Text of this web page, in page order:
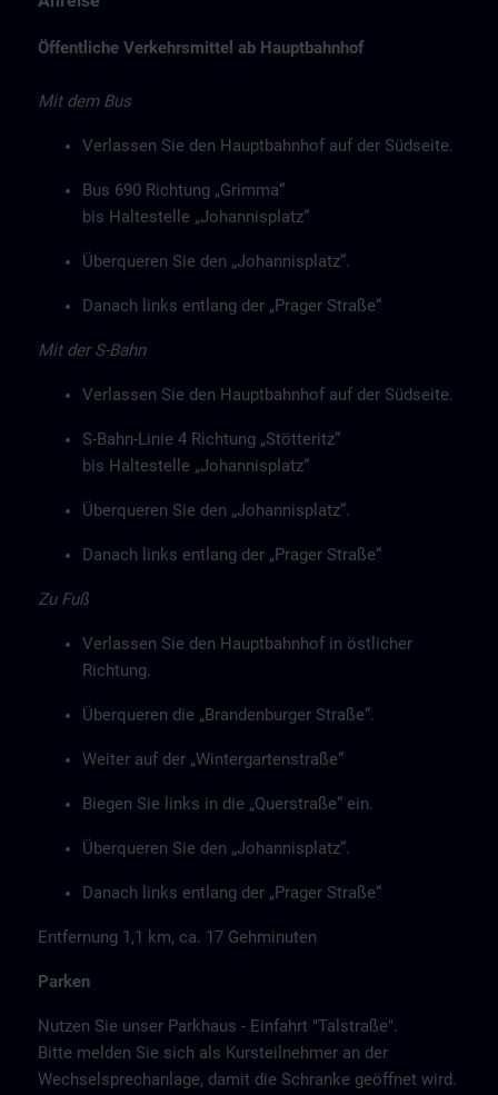
Öffentliche Verkehrsmittel ab Hauptbahnhof
Mit dem Bus
Verlassen Sie den Hauptbahnhof auf der Südseite.
Bus 690 Richtung „Grimma“
bis Haltestelle „Johannisplatz“
Überqueren Sie den „Johannisplatz“.
Danach links entlang der „Prager Straße“
Mit der S-Bahn
Verlassen Sie den Hauptbahnhof auf der Südseite.
S-Bahn-Linie 4 Richtung „Stötteritz“
bis Haltestelle „Johannisplatz“
Überqueren Sie den „Johannisplatz“.
Danach links entlang der „Prager Straße“
Zu Fuß
Verlassen Sie den Hauptbahnhof in östlicher
Richtung.
Überqueren die „Brandenburger Straße“.
Weiter auf der „Wintergartenstraße“
Biegen Sie links in die „Querstraße“ ein.
Überqueren Sie den „Johannisplatz“.
Danach links entlang der „Prager Straße“
Entfernung 1,1 km, ca. 17 Gehminuten
Parken
Nutzen Sie unser Parkhaus - Einfahrt "Talstraße".
Bitte melden Sie sich als Kursteilnehmer an der
Wechselsprechanlage, damit die Schranke geöffnet wird.